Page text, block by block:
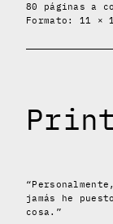
80 páginas a
Formato: 11 ×
jamás he
cosa.”